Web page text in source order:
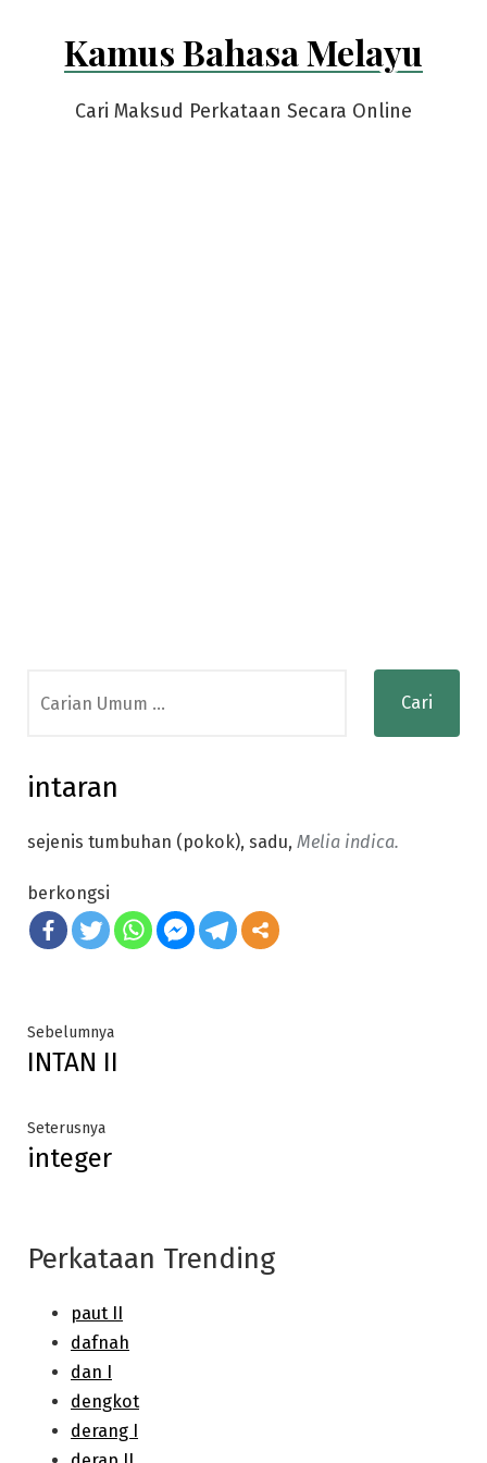
Kamus Bahasa Melayu
Cari Maksud Perkataan Secara Online
for:
intaran
sejenis tumbuhan (pokok), sadu, Melia indica.
berkongsi
Post
navigation
SebelumnyaPrevious
post:
INTAN II
SeterusnyaNext
post:
integer
Perkataan Trending